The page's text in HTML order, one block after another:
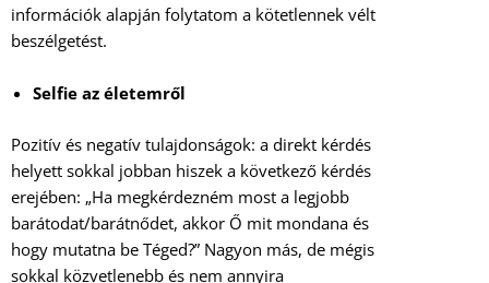
információk alapján folytatom a kötetlennek vélt
beszélgetést.
Selfie az életemről
Pozitív és negatív tulajdonságok: a direkt kérdés
helyett sokkal jobban hiszek a következő kérdés
erejében: „Ha megkérdezném most a legjobb
barátodat/barátnődet, akkor Ő mit mondana és
hogy mutatna be Téged?” Nagyon más, de mégis
sokkal közvetlenebb és nem annyira